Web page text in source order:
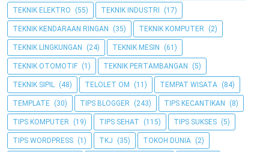
TEKNIK ELEKTRO (55) TEKNIK INDUSTRI (17)
TEKNIK KENDARAAN RINGAN (35) TEKNIK KOMPUTER (2)
TEKNIK LINGKUNGAN (24) TEKNIK MESIN (61)
TEKNIK OTOMOTIF (1) TEKNIK PERTAMBANGAN (5)
TEKNIK SIPIL (48) TELOLET OM (11) TEMPAT WISATA (84)
TEMPLATE (30) TIPS BLOGGER (243) TIPS KECANTIKAN (8)
TIPS KOMPUTER (19) TIPS SEHAT (115) TIPS SUKSES (5)
TIPS WORDPRESS (1) TKJ (35) TOKOH DUNIA (2)